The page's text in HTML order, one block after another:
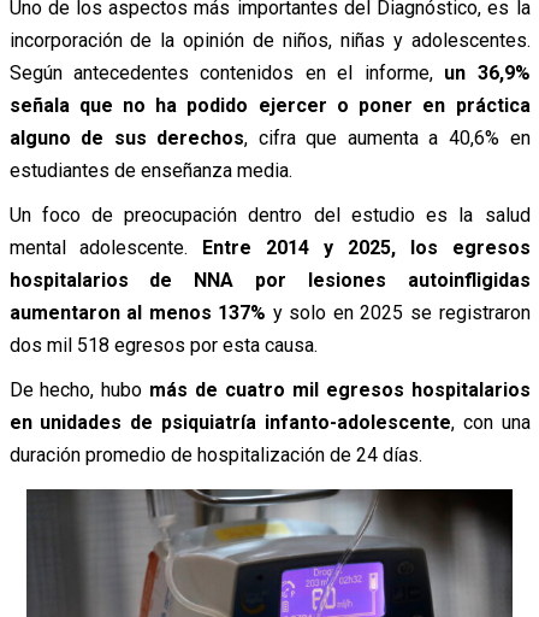
Uno de los aspectos más importantes del Diagnóstico, es la
incorporación de la opinión de niños, niñas y adolescentes.
Según antecedentes contenidos en el informe, un 36,9%
señala que no ha podido ejercer o poner en práctica
alguno de sus derechos, cifra que aumenta a 40,6% en
estudiantes de enseñanza media.
Un foco de preocupación dentro del estudio es la salud
mental adolescente. Entre 2014 y 2025, los egresos
hospitalarios de NNA por lesiones autoinfligidas
aumentaron al menos 137% y solo en 2025 se registraron
dos mil 518 egresos por esta causa.
De hecho, hubo más de cuatro mil egresos hospitalarios
en unidades de psiquiatría infanto-adolescente, con una
duración promedio de hospitalización de 24 días.